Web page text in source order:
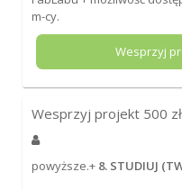
m-cy.
Wesprzyj
Wesprzyj projekt 500
powyższe.+ 8. STUDIUJ